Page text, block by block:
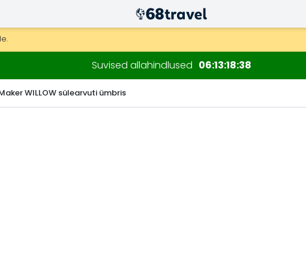
jaoks.
Suvised allahindlused 06 13 18 37
WILLOW sülearvuti ümbris